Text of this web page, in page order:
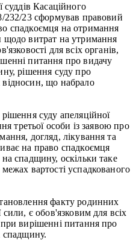
суддів Касаційного
232/23 сформував правовий
спадкоємця на отримання
щодо витрат на утримання
для всіх органів,
питання про видачу
рішення суду про
що набрало
суду апеляційної
третьої особи із заявою про
догляд, лікування та
на право спадкоємця
спадщину, оскільки таке
вартості успадкованого
факту родинних
є обов'язковим для всіх
вирішенні питання про
спадщину.